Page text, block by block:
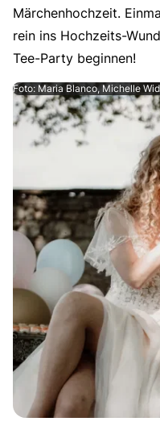
Märchenhochzeit.
rein ins Hochzeits-
Tee-Party beginnen!
Foto: Maria Blanco, Michelle